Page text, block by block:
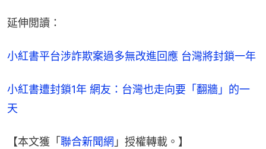
延伸閲讀：
小紅書平台涉詐欺案過多無改進回應 台灣將封鎖一年
小紅書遭封鎖1年 網友：台灣也走向要「翻牆」的一
天
【本文獲「 聯合新聞網 」授權轉載。】